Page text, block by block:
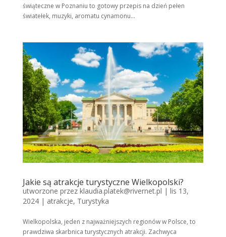
świąteczne w Poznaniu to gotowy przepis na dzień pełen
światełek, muzyki, aromatu cynamonu...
Jakie są atrakcje turystyczne Wielkopolski?
utworzone przez klaudia.platek@rivernet.pl | lis 13,
2024| atrakcje, Turystyka
Wielkopolska, jeden z najważniejszych regionów w Polsce, to
prawdziwa skarbnica turystycznych atrakcji. Zachwyca